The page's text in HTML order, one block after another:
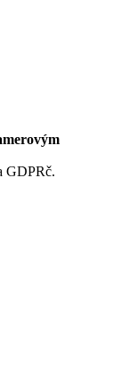
GDPRč.